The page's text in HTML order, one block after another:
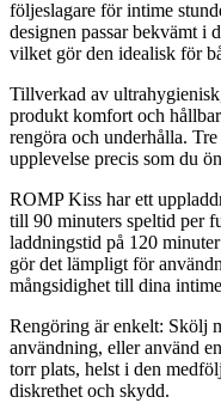
följeslagare för intime
designen passar bekvämt i
vilket gör den idealisk för
Tillverkad av
produkt komfort och
rengöra och underhålla.
upplevelse precis som du
ROMP Kiss har ett
till 90 minuters speltid per
laddningstid på 120
gör det lämpligt för
mångsidighet till dina
Rengöring är enkelt: Skölj
användning, eller använd
torr plats, helst i den
diskrethet och skydd.